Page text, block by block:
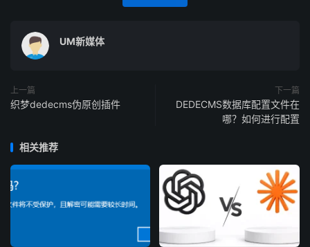
UM新媒体
上一篇
织梦dedecms伪原创插件
下一篇
DEDECMS数据库配置文件在
哪？如何进行配置
相关推荐